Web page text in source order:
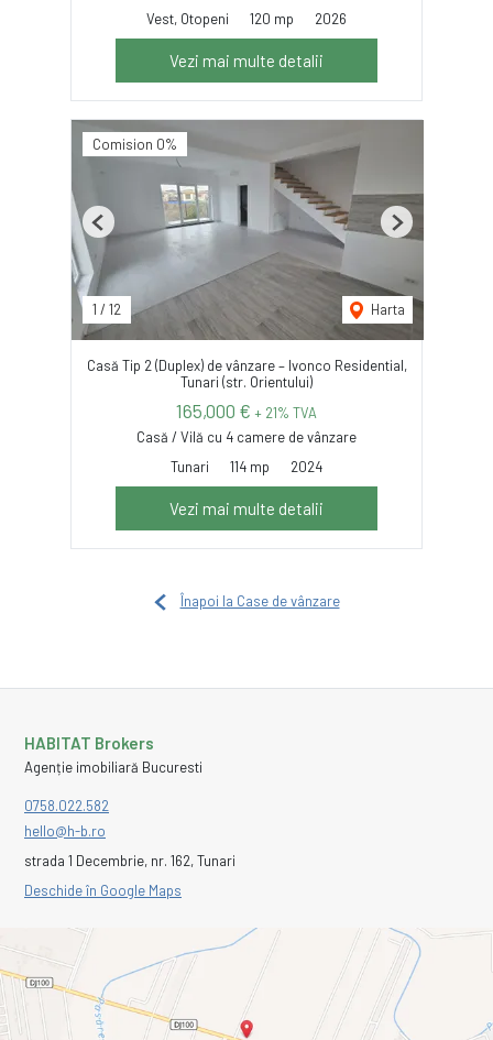
Vest, Otopeni
120 mp 2026
Vezi mai multe detalii
Comision 0%
1 / 12 Harta
Previous Next
Casă Tip 2 (Duplex) de vânzare – Ivonco Residential,
Tunari (str. Orientului)
165,000 € + 21% TVA
Casă / Vilă cu 4 camere de vânzare
Tunari
114 mp 2024
Vezi mai multe detalii
Înapoi la Case de vânzare
HABITAT Brokers
Agenție imobiliară Bucuresti
0758.022.582
hello@h-b.ro
strada 1 Decembrie, nr. 162, Tunari
Deschide în Google Maps